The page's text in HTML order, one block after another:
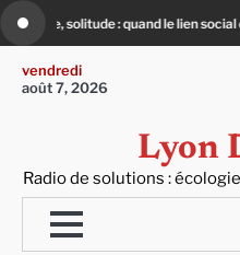
content
essentiel « Ça chauffe » :
vendredi
août 7, 2026
Lyon
Radio de solutions :